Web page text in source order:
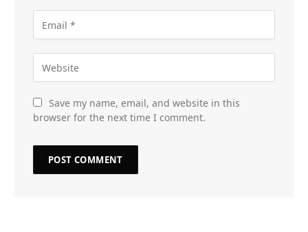
Save my name, email, and website in this
browser for the next time I comment.